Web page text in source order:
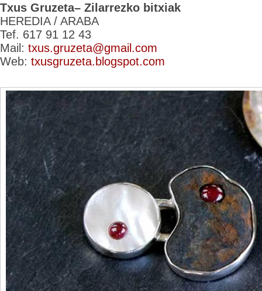
Txus Gruzeta– Zilarrezko bitxiak
HEREDIA / ARABA
Tef. 617 91 12 43
Mail: txus.gruzeta@gmail.com
Web: txusgruzeta.blogspot.com